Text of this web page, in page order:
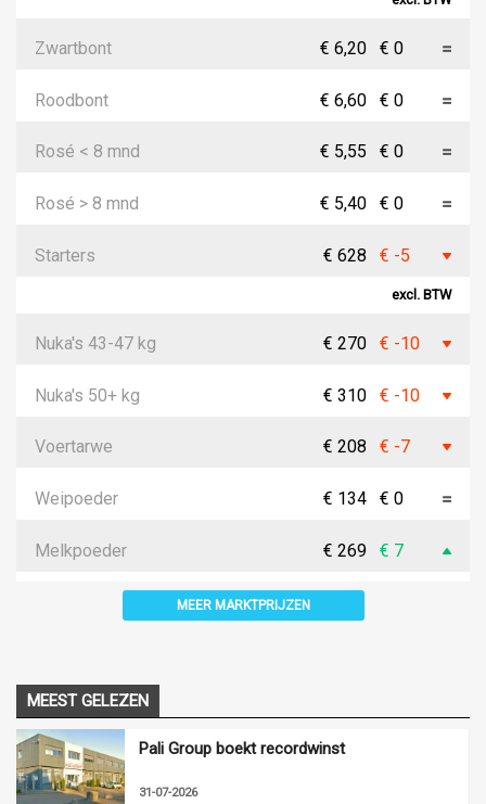
Zwartbont € 6,20 € 0
Roodbont € 6,60 € 0
Rosé < 8 mnd € 5,55 € 0
Rosé > 8 mnd € 5,40 € 0
Starters € 628 € -5
excl. BTW
Nuka's 43-47 kg € 270 € -10
Nuka's 50+ kg € 310 € -10
Voertarwe € 208 € -7
Weipoeder € 134 € 0
Melkpoeder € 269 € 7
MEER MARKTPRIJZEN
MEEST GELEZEN
Pali Group boekt recordwinst
31-07-2026